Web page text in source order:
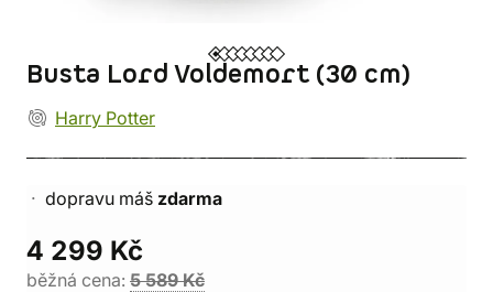
Busta Lord Voldemort (30 cm)
Harry Potter
dopravu máš zdarma
4 299 Kč
běžná cena: 5 589 Kč